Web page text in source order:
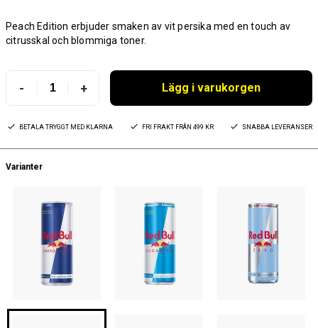
Peach Edition erbjuder smaken av vit persika med en touch av
citrusskal och blommiga toner.
- + Lägg i varukorgen
BETALA TRYGGT MED KLARNA FRI FRAKT FRÅN 499 KR SNABBA LEVERANSER
Varianter